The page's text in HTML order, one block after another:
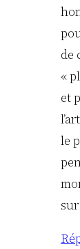
de
«
et
le